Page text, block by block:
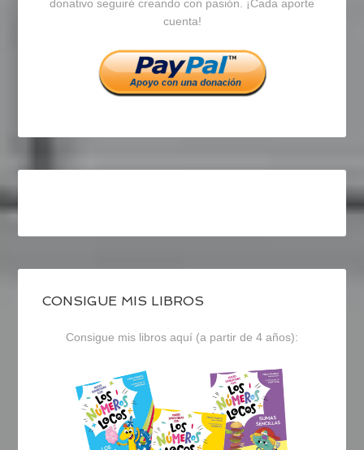
Facebook
Twitter
Instagram
donativo seguiré creando con pasión. ¡Cada aporte
cuenta!
CONSIGUE MIS LIBROS
Consigue mis libros aquí (a partir de 4 años):